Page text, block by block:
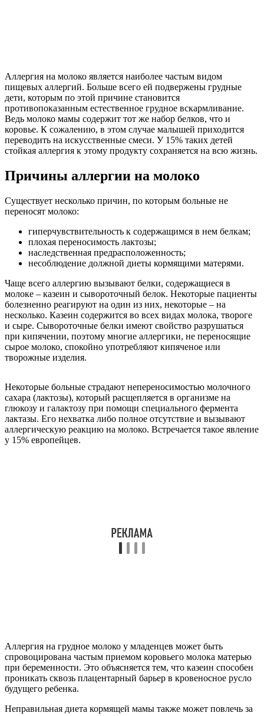
Аллергия на молоко является наиболее частым видом
пищевых аллергий. Больше всего ей подвержены грудные
дети, которым по этой причине становится
противопоказанным естественное грудное вскармливание.
Ведь молоко мамы содержит тот же набор белков, что и
коровье. К сожалению, в этом случае малышей приходится
переводить на искусственные смеси. У 15% таких детей
стойкая аллергия к этому продукту сохраняется на всю жизнь.
Причины аллергии на молоко
Существует несколько причин, по которым больные не
переносят молоко:
гиперчувствительность к содержащимся в нем белкам;
плохая переносимость лактозы;
наследственная предрасположенность;
несоблюдение должной диеты кормящими матерями.
Чаще всего аллергию вызывают белки, содержащиеся в
молоке – казеин и сывороточный белок. Некоторые пациенты
болезненно реагируют на один из них, некоторые – на
несколько. Казеин содержится во всех видах молока, твороге
и сыре. Сывороточные белки имеют свойство разрушаться
при кипячении, поэтому многие аллергики, не переносящие
сырое молоко, спокойно употребляют кипяченое или
творожные изделия.
Некоторые больные страдают непереносимостью молочного
сахара (лактозы), который расщепляется в организме на
глюкозу и галактозу при помощи специального фермента
лактазы. Его нехватка либо полное отсутствие и вызывают
аллергическую реакцию на молоко. Встречается такое явление
у 15% европейцев.
Аллергия на грудное молоко у младенцев может быть
спровоцирована частым приемом коровьего молока матерью
при беременности. Это объясняется тем, что казеин способен
проникать сквозь плацентарный барьер в кровеносное русло
будущего ребенка.
Неправильная диета кормящей мамы также может повлечь за